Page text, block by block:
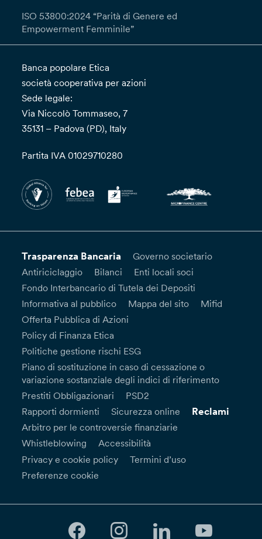
ISO 53800:2024 “Parità di Genere ed
Empowerment Femminile”
Banca popolare Etica
società cooperativa per azioni
Sede legale:
Via Niccolò Tommaseo, 7
35131 – Padova (PD), Italy
Partita IVA 01029710280
Trasparenza Bancaria
Governo societario
Antiriciclaggio
Bilanci
Enti locali soci
Fondo Interbancario di Tutela dei Depositi
Informativa al pubblico
Mappa del sito
Mifid
Offerta Pubblica di Azioni
Policy di Finanza Etica
Politiche gestione rischi ESG
Piano di sostituzione in caso di cessazione o
variazione sostanziale degli indici di riferimento
Prestiti Obbligazionari
PSD2
Rapporti dormienti
Sicurezza online Reclami
Arbitro per le controversie finanziarie
Whistleblowing
Accessibilità
Privacy e cookie policy
Termini d’uso
Preferenze cookie